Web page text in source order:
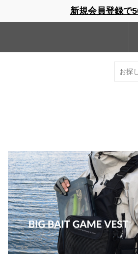
新規会員登録で
ブランドサイト 商品一覧